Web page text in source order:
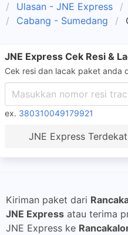
Ulasan - JNE Express
Cabang - Sumedang
JNE Express Cek Resi &
Cek resi dan lacak paket anda
ex. 380310049179921
JNE Express
Kiriman paket dari
JNE Express atau terima
JNE Express ke